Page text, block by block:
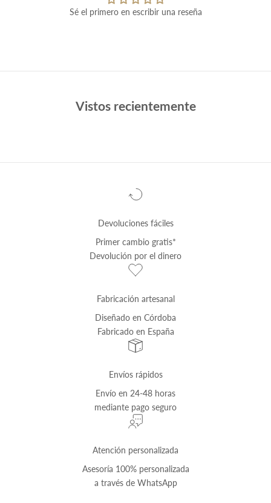
Sé el primero en escribir una reseña
Vistos recientemente
Devoluciones fáciles
Primer cambio gratis*
Devolución por el dinero
Fabricación artesanal
Diseñado en Córdoba
Fabricado en España
Envíos rápidos
Envío en 24-48 horas
mediante pago seguro
Atención personalizada
Asesoría 100% personalizada
a través de WhatsApp